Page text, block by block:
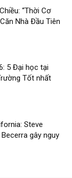
“Thời Cơ
Nhà Đầu Tiên
5 Đại học tại
Tốt nhất
Steve
gây nguy